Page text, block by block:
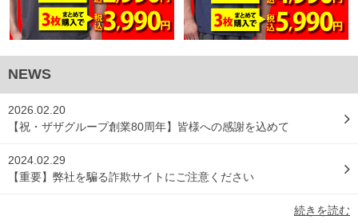
NEWS
2026.02.20
【祝・ザザグループ創業80周年】皆様への感謝を込めて
2024.02.29
【重要】弊社を騙る詐欺サイトにご注意ください
続きを読む